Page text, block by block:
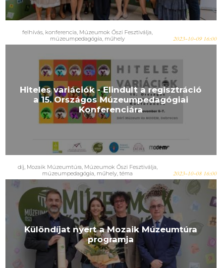
felhívás, konferencia, Múzeumok Őszi Fesztiválja,
múzeumpedagógia, műhely 2023-10-09 16:00
Hiteles variációk - Elindult a regisztráció
a 15. Országos Múzeumpedagógiai
Konferenciára
díj, Mozaik Múzeumtúra, Múzeumok Őszi Fesztiválja,
múzeumpedagógia, műhely, téma 2023-10-08 16:00
Különdíjat nyert a Mozaik Múzeumtúra
programja